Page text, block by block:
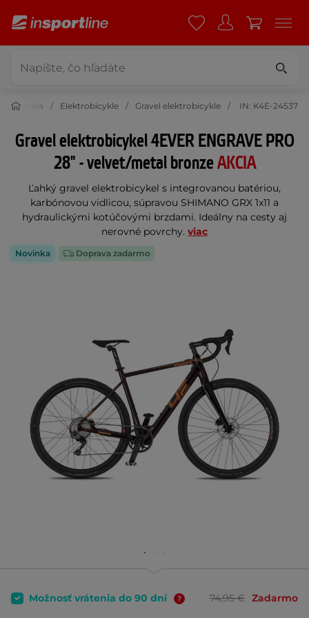
Cyklistika Elektrobicykle Gravel elektrobicykle IN: K4E-24537
Gravel elektrobicykel 4EVER ENGRAVE PRO
28" - velvet/metal bronzeAKCIA
Ľahký gravel elektrobicykel s integrovanou batériou,
karbónovou vidlicou, súpravou SHIMANO GRX 1x11 a
hydraulickými kotúčovými brzdami. Ideálny na cesty aj
nerovné povrchy. viac
Novinka Doprava zadarmo
Možnosť vrátenia do 90 dní 74,95 € Zadarmo